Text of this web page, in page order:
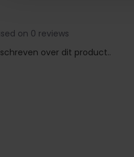
on 0 reviews
over dit product..